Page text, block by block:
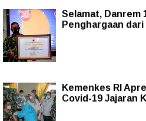
Selamat, Danrem
Penghargaan dari
Kemenkes RI
Covid-19 Jajaran